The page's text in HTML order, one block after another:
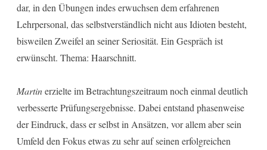
dar, in den Übungen indes erwuchsen dem erfahrenen
Lehrpersonal, das selbstverständlich nicht aus Idioten besteht,
bisweilen Zweifel an seiner Seriosität. Ein Gespräch ist
erwünscht. Thema: Haarschnitt.
Martinerzielte im Betrachtungszeitraum noch einmal deutlich
verbesserte Prüfungsergebnisse. Dabei entstand phasenweise
der Eindruck, dass er selbst in Ansätzen, vor allem aber sein
Umfeld den Fokus etwas zu sehr auf seinen erfolgreichen